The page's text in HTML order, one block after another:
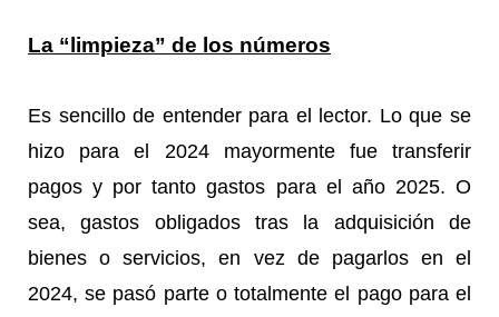
La “limpieza” de los números
Es sencillo de entender para el lector. Lo que se
hizo para el 2024 mayormente fue transferir
pagos y por tanto gastos para el año 2025. O
sea, gastos obligados tras la adquisición de
bienes o servicios, en vez de pagarlos en el
2024, se pasó parte o totalmente el pago para el